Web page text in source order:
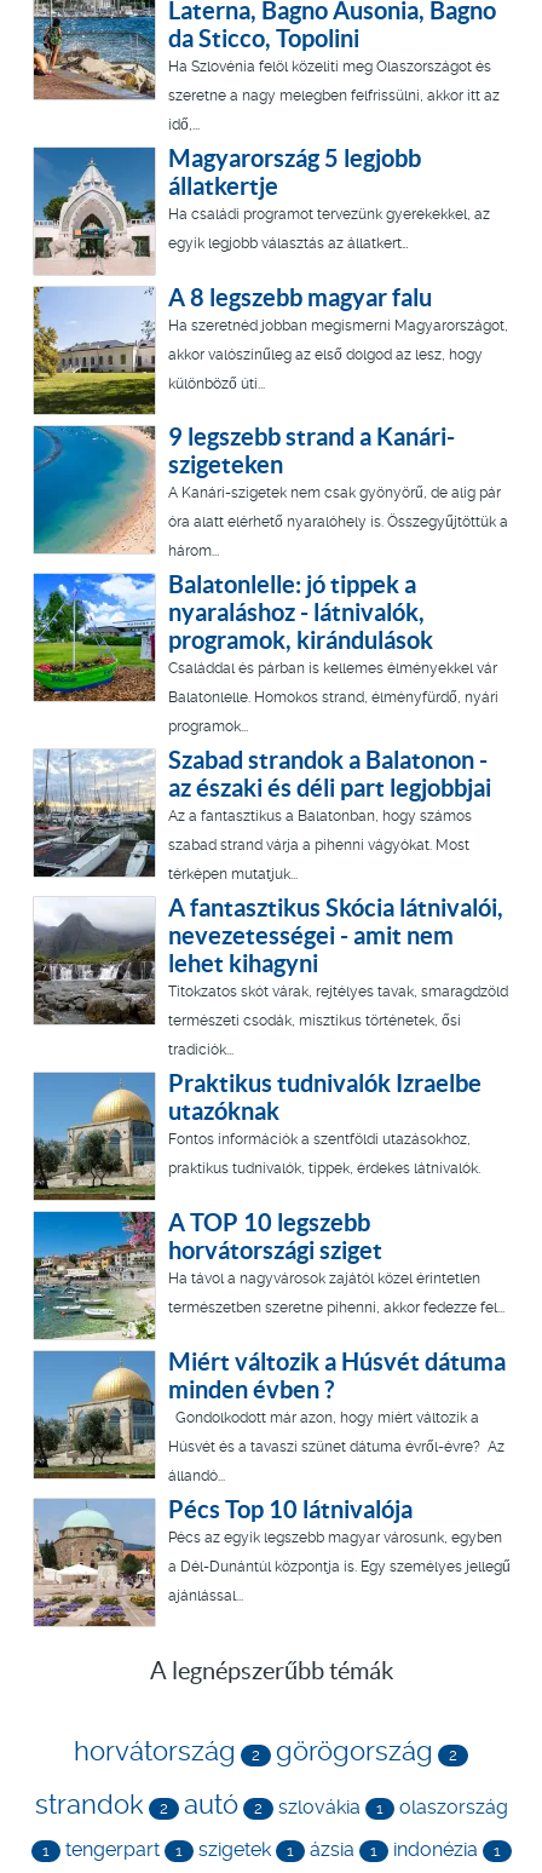
Laterna, Bagno Ausonia, Bagno
da Sticco, Topolini
Ha Szlovénia felöl közelíti meg Olaszországot és
szeretne a nagy melegben felfrissülni, akkor itt az
idő,...
Magyarország 5 legjobb
állatkertje
Ha családi programot tervezünk gyerekekkel, az
egyik legjobb választás az állatkert…
A 8 legszebb magyar falu
Ha szeretnéd jobban megismerni Magyarországot,
akkor valószínűleg az első dolgod az lesz, hogy
különböző úti...
9 legszebb strand a Kanári-
szigeteken
A Kanári-szigetek nem csak gyönyörű, de alig pár
óra alatt elérhető nyaralóhely is. Összegyűjtöttük a
három...
Balatonlelle: jó tippek a
nyaraláshoz - látnivalók,
programok, kirándulások
Családdal és párban is kellemes élményekkel vár
Balatonlelle. Homokos strand, élményfürdő, nyári
programok...
Szabad strandok a Balatonon -
az északi és déli part legjobbjai
Az a fantasztikus a Balatonban, hogy számos
szabad strand várja a pihenni vágyókat. Most
térképen mutatjuk...
A fantasztikus Skócia látnivalói,
nevezetességei - amit nem
lehet kihagyni
Titokzatos skót várak, rejtélyes tavak, smaragdzöld
természeti csodák, misztikus történetek, ősi
tradíciók...
Praktikus tudnivalók Izraelbe
utazóknak
Fontos információk a szentföldi utazásokhoz,
praktikus tudnivalók, tippek, érdekes látnivalók.
A TOP 10 legszebb
horvátországi sziget
Ha távol a nagyvárosok zajától közel érintetlen
természetben szeretne pihenni, akkor fedezze fel...
Miért változik a Húsvét dátuma
minden évben ?
Gondolkodott már azon, hogy miért változik a
Húsvét és a tavaszi szünet dátuma évről-évre? Az
állandó...
Pécs Top 10 látnivalója
Pécs az egyik legszebb magyar városunk, egyben
a Dél-Dunántúl központja is. Egy személyes jellegű
ajánlással...
A legnépszerűbb témák
horvátország 2 görögország 2
strandok 2 autó 2 szlovákia 1 olaszország
1 tengerpart 1 szigetek 1 ázsia 1 indonézia 1